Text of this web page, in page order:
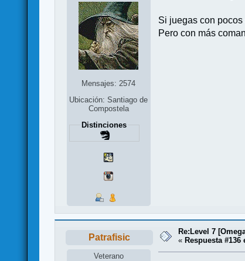
Mensajes: 2574
Ubicación: Santiago de
Compostela
Distinciones
Si juegas con
Pero con más
Patrafisic
Veterano
Re:Level 7
« Respuesta #136